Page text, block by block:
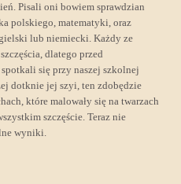
Pisali oni bowiem sprawdzian
polskiego, matematyki, oraz
lub niemiecki. Każdy ze
dlatego przed
się przy naszej szkolnej
dotknie jej szyi, ten zdobędzie
które malowały się na twarzach
szczęście. Teraz nie
wyniki.